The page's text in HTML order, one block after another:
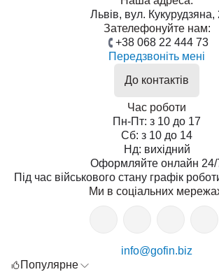
Львів, вул. Кукурудзяна,
Зателефонуйте нам:
+38 068 22 444 73
Передзвоніть мені
До контактів
Час роботи
Пн-Пт: з 10 до 17
Сб: з 10 до 14
Нд: вихідний
Оформляйте онлайн 24/
Під час військового стану графік
Ми в соціальних
info@gofin.biz
Популярне